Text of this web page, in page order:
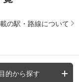
の駅・路線について
目的から探す